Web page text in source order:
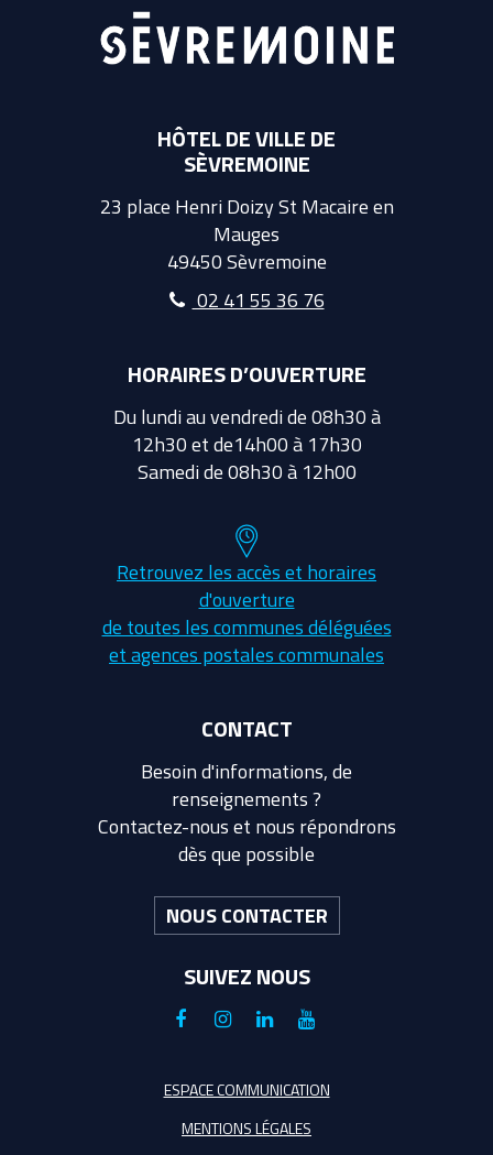
HÔTEL DE VILLE DE
SÈVREMOINE
23 place Henri Doizy St Macaire en
Mauges
49450 Sèvremoine
02 41 55 36 76
HORAIRES D’OUVERTURE
Du lundi au vendredi de 08h30 à
12h30 et de14h00 à 17h30
Samedi de 08h30 à 12h00
Retrouvez les accès et horaires
d'ouverture
de toutes les communes déléguées
et agences postales communales
CONTACT
Besoin d'informations, de
renseignements ?
Contactez-nous et nous répondrons
dès que possible
NOUS CONTACTER
SUIVEZ NOUS
Lien
le
Facebook
Lien
le
compte
Instagram
Lien
le
compte
Linkedin
Lien
la
Youtube
ESPACE COMMUNICATION
MENTIONS LÉGALES